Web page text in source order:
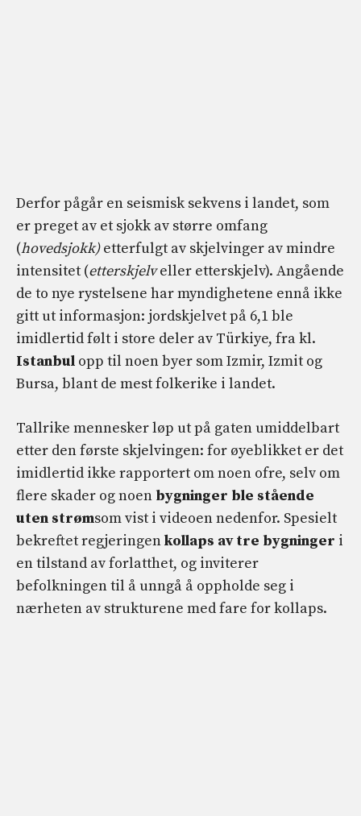
Derfor pågår en seismisk sekvens i landet, som
er preget av et sjokk av større omfang
(hovedsjokk)etterfulgt av skjelvinger av mindre
intensitet (etterskjelveller etterskjelv). Angående
de to nye rystelsene har myndighetene ennå ikke
gitt ut informasjon: jordskjelvet på 6,1 ble
imidlertid følt i store deler av Türkiye, fra kl.
Istanbul opp til noen byer som Izmir, Izmit og
Bursa, blant de mest folkerike i landet.
Tallrike mennesker løp ut på gaten umiddelbart
etter den første skjelvingen: for øyeblikket er det
imidlertid ikke rapportert om noen ofre, selv om
flere skader og noen bygninger ble stående
uten strømsom vist i videoen nedenfor. Spesielt
bekreftet regjeringenkollaps av tre bygninger i
en tilstand av forlatthet, og inviterer
befolkningen til å unngå å oppholde seg i
nærheten av strukturene med fare for kollaps.